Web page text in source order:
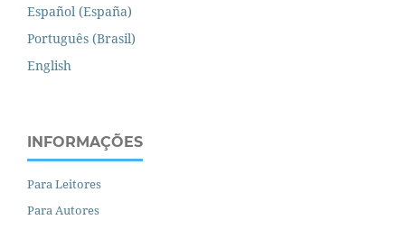
Español (España)
Português (Brasil)
English
INFORMAÇÕES
Para Leitores
Para Autores